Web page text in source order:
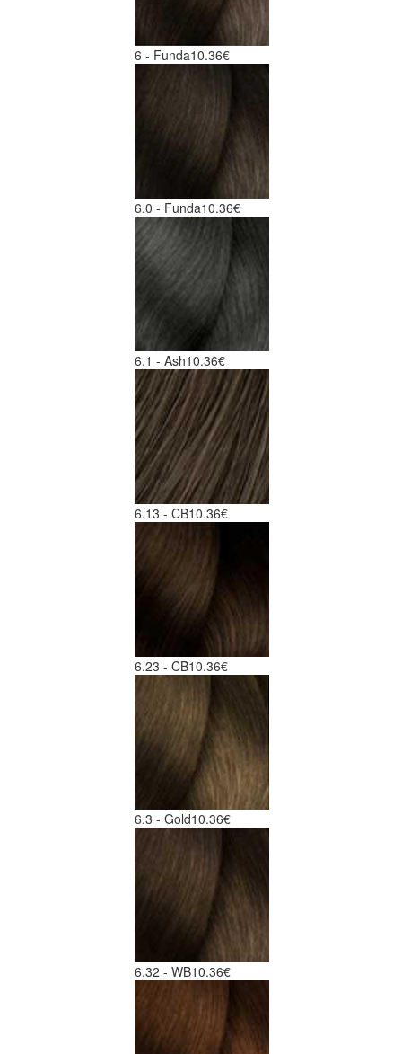
6 - Funda10.36€
6.0 - Funda10.36€
6.1 - Ash10.36€
6.13 - CB10.36€
6.23 - CB10.36€
6.3 - Gold10.36€
6.32 - WB10.36€